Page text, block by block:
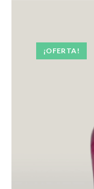
¡OFERTA!